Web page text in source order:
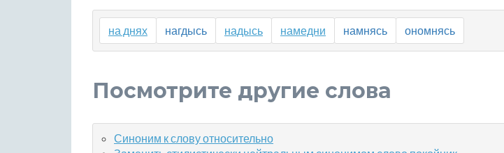
на днях нагдысь надысь намедни намнясь ономнясь
Посмотрите другие слова
Синоним к слову относительно